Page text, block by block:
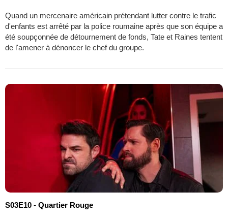
Quand un mercenaire américain prétendant lutter contre le trafic
d'enfants est arrêté par la police roumaine après que son équipe a
été soupçonnée de détournement de fonds, Tate et Raines tentent
de l'amener à dénoncer le chef du groupe.
S03E10 - Quartier Rouge